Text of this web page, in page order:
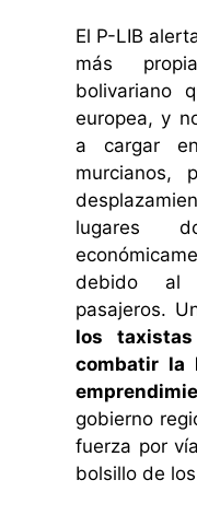
El P-LIB
más
bolivariano
europea, y
a cargar
murcianos,
lugares
debido al
pasajeros.
los
combatir la
gobierno
fuerza por
bolsillo de